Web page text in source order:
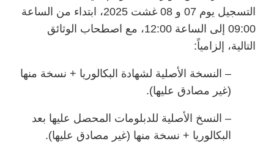
التسجيل يوم 07 و 08 غشت 2025، ابتداء من الساعة
09:00 إلى الساعة 12:00، مع اصطحاب الوثائق
التالية، إلزامياً:
– النسخة الأصلية لشهادة البكالوريا + نسخة منها
(غير مصادق عليها).
– النسخ الأصلية للدبلومات المحصل عليها بعد
البكالوريا + نسخة منها (غير مصادق عليها).